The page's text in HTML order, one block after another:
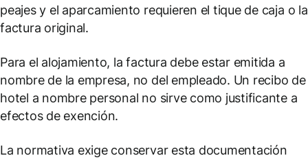
peajes y el aparcamiento requieren el tique de caja o la
factura original.
Para el alojamiento, la factura debe estar emitida a
nombre de la empresa, no del empleado. Un recibo de
hotel a nombre personal no sirve como justificante a
efectos de exención.
La normativa exige conservar esta documentación